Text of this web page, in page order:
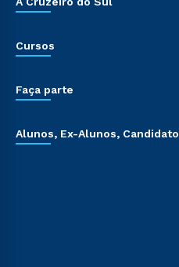
Cursos
Faça parte
Alunos, Ex-Alunos,